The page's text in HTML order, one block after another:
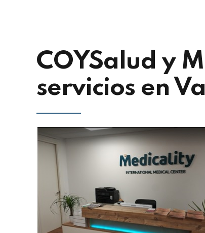
COYSalud y
servicios en